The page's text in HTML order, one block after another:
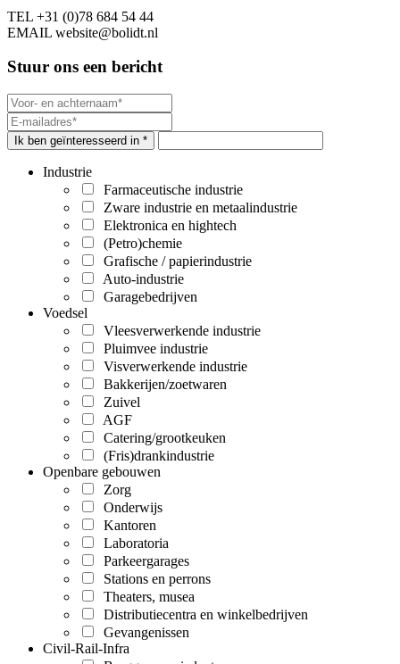
TEL +31 (0)78 684 54 44
EMAIL website@bolidt.nl
Stuur ons een bericht
Ik ben geïnteresseerd in *
Industrie
Farmaceutische industrie
Zware industrie en metaalindustrie
Elektronica en hightech
(Petro)chemie
Grafische / papierindustrie
Auto-industrie
Garagebedrijven
Voedsel
Vleesverwerkende industrie
Pluimvee industrie
Visverwerkende industrie
Bakkerijen/zoetwaren
Zuivel
AGF
Catering/grootkeuken
(Fris)drankindustrie
Openbare gebouwen
Zorg
Onderwijs
Kantoren
Laboratoria
Parkeergarages
Stations en perrons
Theaters, musea
Distributiecentra en winkelbedrijven
Gevangenissen
Civil-Rail-Infra